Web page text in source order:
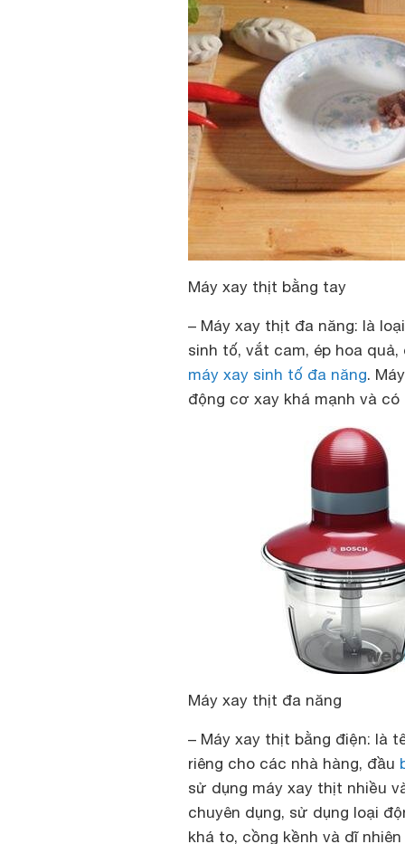
Máy xay thịt bằng tay
– Máy xay thịt đa năng: là
sinh tố, vắt cam, ép hoa
máy xay sinh tố đa năng.
động cơ xay khá mạnh và
Máy xay thịt đa năng
– Máy xay thịt bằng điện: là
riêng cho các nhà hàng, đầu
sử dụng máy xay thịt nhiều
chuyên dụng, sử dụng loại
khá to, cồng kềnh và dĩ